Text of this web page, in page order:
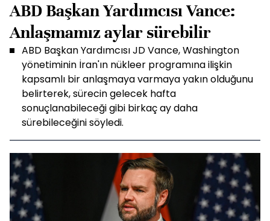
ABD Başkan Yardımcısı Vance:
Anlaşmamız aylar sürebilir
ABD Başkan Yardımcısı JD Vance, Washington
yönetiminin İran'ın nükleer programına ilişkin
kapsamlı bir anlaşmaya varmaya yakın olduğunu
belirterek, sürecin gelecek hafta
sonuçlanabileceği gibi birkaç ay daha
sürebileceğini söyledi.